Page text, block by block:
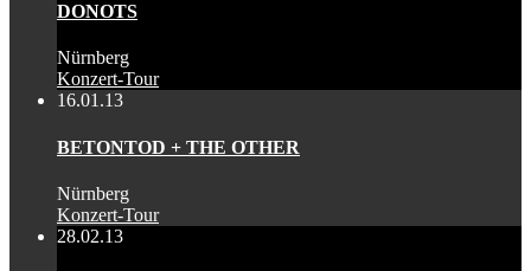
DONOTS
Nürnberg
Konzert-Tour
16.01.13
BETONTOD + THE OTHER
Nürnberg
Konzert-Tour
28.02.13